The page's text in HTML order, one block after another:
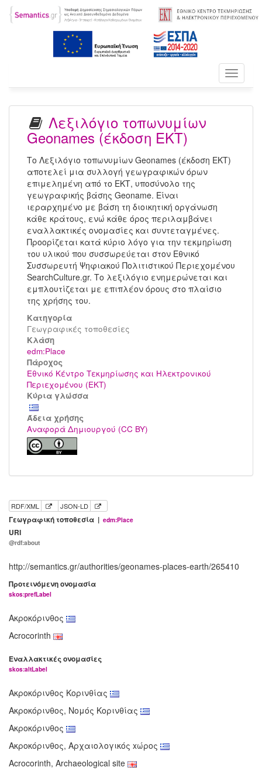
Toggle
Λεξιλόγιο τοπωνυμίων
Geonames (έκδοση ΕΚΤ)
Το Λεξιλόγιο τοπωνυμίων Geonames (έκδοση ΕΚΤ)
αποτελεί μια συλλογή γεωγραφικών όρων
επιμελημένη από το ΕΚΤ, υποσύνολο της
γεωγραφικής βάσης Geoname. Είναι
ιεραρχημένο με βάση τη διοικητική οργάνωση
κάθε κράτους, ενώ κάθε όρος περιλαμβάνει
εναλλακτικές ονομασίες και συντεταγμένες.
Προορίζεται κατά κύριο λόγο για την τεκμηρίωση
του υλικού που συσσωρεύεται στον Εθνικό
Συσσωρευτή Ψηφιακού Πολιτιστικού Περιεχομένου
SearchCulture.gr. Το λεξιλόγιο ενημερώνεται και
εμπλουτίζεται με επιπλέον όρους στο πλαίσιο
της χρήσης του.
Κατηγορία
Γεωγραφικές τοποθεσίες
Kλάση
edm:Place
Πάροχος
Εθνικό Κέντρο Τεκμηρίωσης και Ηλεκτρονικού
Περιεχομένου (ΕΚΤ)
Κύρια γλώσσα
Άδεια χρήσης
Αναφορά Δημιουργού (CC BY)
RDF/XML JSON-LD
Γεωγραφική τοποθεσία | edm:Place
URI
@rdf:about
http://semantics.gr/authorities/geonames-places-earth/265410
Προτεινόμενη ονομασία
skos:prefLabel
Ακροκόρινθος
Acrocorinth
Εναλλακτικές ονομασίες
skos:altLabel
Ακροκόρινθος Κορινθίας
Ακροκόρινθος, Νομός Κορινθίας
Ακροκόρινθος
Ακροκόρινθος, Αρχαιολογικός xώρος
Acrocorinth, Archaeological site